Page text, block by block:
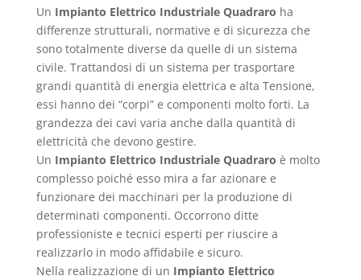
Un Impianto Elettrico Industriale Quadraro ha
differenze strutturali, normative e di sicurezza che
sono totalmente diverse da quelle di un sistema
civile. Trattandosi di un sistema per trasportare
grandi quantità di energia elettrica e alta Tensione,
essi hanno dei “corpi” e componenti molto forti. La
grandezza dei cavi varia anche dalla quantità di
elettricità che devono gestire.
Un Impianto Elettrico Industriale Quadraro è molto
complesso poiché esso mira a far azionare e
funzionare dei macchinari per la produzione di
determinati componenti. Occorrono ditte
professioniste e tecnici esperti per riuscire a
realizzarlo in modo affidabile e sicuro.
Nella realizzazione di un Impianto Elettrico